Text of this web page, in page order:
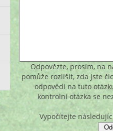
Odpovězte, prosím, na
pomůže rozlišit, zda jste
odpovědi na tuto
kontrolní otázka se
Vypočítejte